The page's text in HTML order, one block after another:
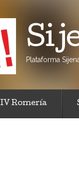
Plataforma
IV Romería